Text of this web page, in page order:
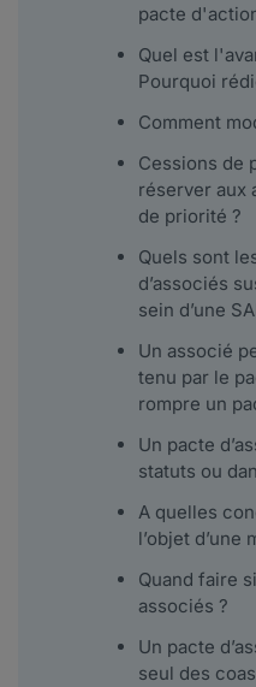
pacte
Quel est
Pourquoi
Comment
Cessions de
réserver aux
de priorité ?
Quels sont
d’associés
sein d’une
Un associé
tenu par le
rompre un
Un pacte
statuts ou
A quelles
l’objet
Quand faire
associés ?
Un pacte
seul des